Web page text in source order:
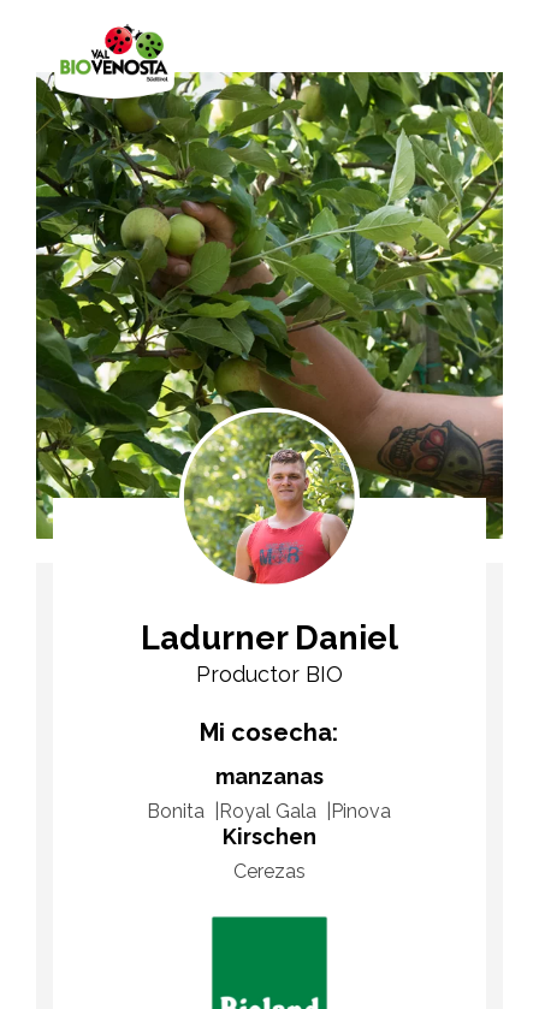
Ladurner Daniel
Productor BIO
Mi cosecha:
manzanas
Bonita Royal Gala Pinova
Kirschen
Cerezas